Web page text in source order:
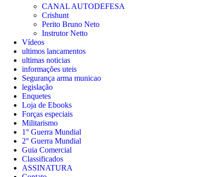
CANAL AUTODEFESA
Crishunt
Perito Bruno Neto
Instrutor Netto
Vídeos
ultimos lancamentos
ultimas noticias
informações uteis
Segurança arma municao
legislação
Enquetes
Loja de Ebooks
Forças especiais
Militarismo
1° Guerra Mundial
2° Guerra Mundial
Guia Comercial
Classificados
ASSINATURA